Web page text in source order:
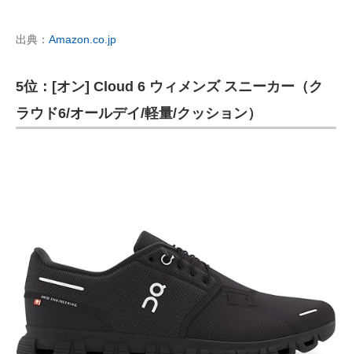
出典： Amazon.co.jp
5位：[オン] Cloud 6 ウィメンズ スニーカー（ク
ラウド6/オールデイ/軽量/クッション）